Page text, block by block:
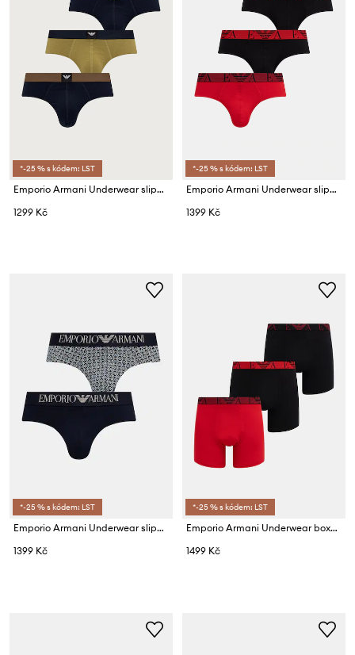
*-25 % s kódem: LST
Emporio Armani Underwear slipy pánské s bavlnou 3-pack
1299 Kč
*-25 % s kódem: LST
Emporio Armani Underwear slipy pánské bavlněné s elastanem 3-pack
1399 Kč
*-25 % s kódem: LST
Emporio Armani Underwear slipy pánské bavlněné s elastanem 2-pack
1399 Kč
*-25 % s kódem: LST
Emporio Armani Underwear boxerky pánské s bavlnou 3-pack
1499 Kč